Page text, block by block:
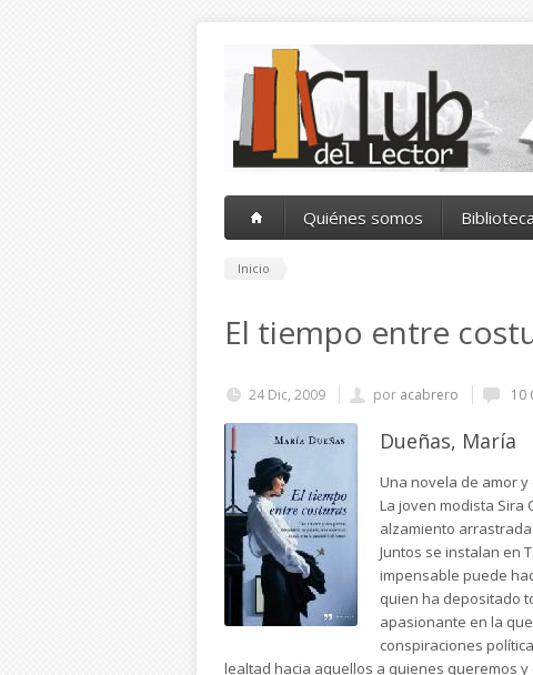
Quiénes somos Biblioteca
Inicio
El tiempo entre
24 Dic, 2009 por acabrero 10
Dueñas, María
Una novela de amor
La joven modista Sira
alzamiento
Juntos se instalan en
impensable puede
quien ha depositado
apasionante en la
conspiraciones
lealtad hacia aquellos a quienes queremos